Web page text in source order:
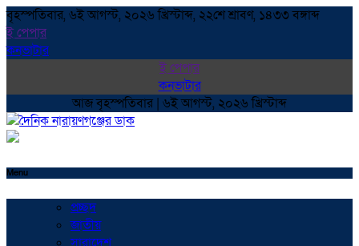
বৃহস্পতিবার, ৬ই আগস্ট, ২০২৬ খ্রিস্টাব্দ, ২২শে শ্রাবণ, ১৪৩৩ বঙ্গাব্দ
ই পেপার
কনভাটার
ই পেপার
কনভাটার
আজ বৃহস্পতিবার | ৬ই আগস্ট, ২০২৬ খ্রিস্টাব্দ
Menu
প্রচ্ছদ
জাতীয়